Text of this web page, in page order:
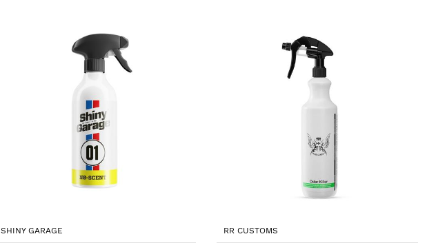
SHINY GARAGE RR CUSTOMS